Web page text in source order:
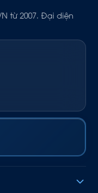
từ 2007. Đại diện